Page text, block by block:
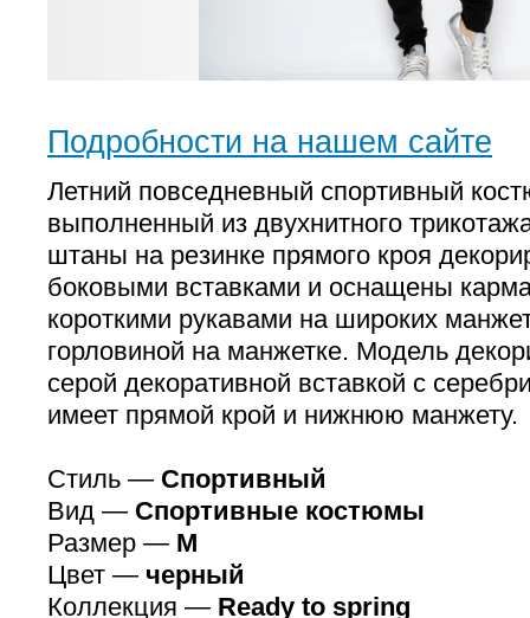
Подробности на нашем сайте
Летний повседневный спортивный
выполненный из двухнитного
штаны на резинке прямого кроя
боковыми вставками и оснащены
короткими рукавами на широких
горловиной на манжетке. Модель
серой декоративной вставкой с
имеет прямой крой и нижнюю манжету.
Стиль — Спортивный
Вид — Спортивные костюмы
Размер — M
Цвет — черный
Коллекция — Ready to spring